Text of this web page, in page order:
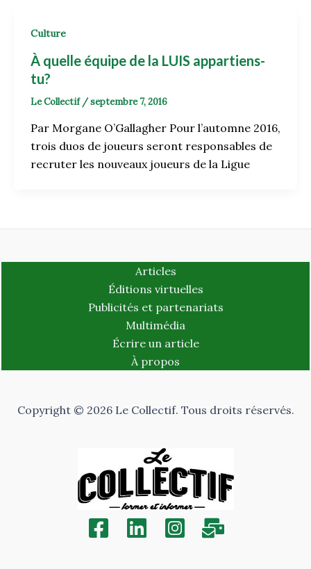
Culture
À quelle équipe de la LUIS appartiens-
tu?
Le Collectif /septembre 7, 2016
Par Morgane O’Gallagher Pour l’automne 2016,
trois duos de joueurs seront responsables de
recruter les nouveaux joueurs de la Ligue
Articles
Éditions virtuelles
Publicités et partenariats
Multimédia
Écrire un article
À propos
Copyright © 2026 Le Collectif. Tous droits réservés.